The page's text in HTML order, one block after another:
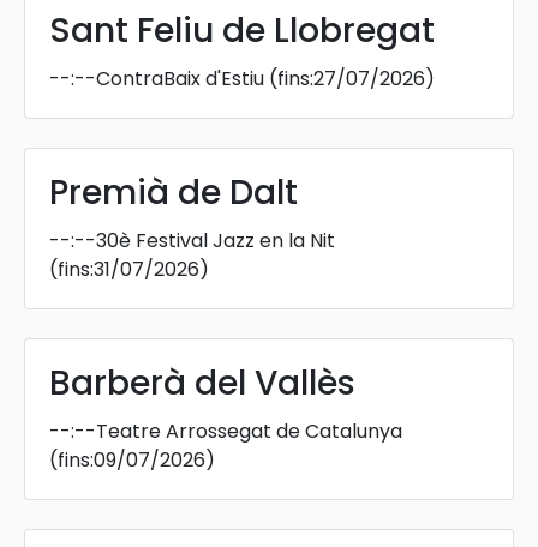
Sant Feliu de Llobregat
--:--ContraBaix d'Estiu (fins:27/07/2026)
Premià de Dalt
--:--30è Festival Jazz en la Nit
(fins:31/07/2026)
Barberà del Vallès
--:--Teatre Arrossegat de Catalunya
(fins:09/07/2026)